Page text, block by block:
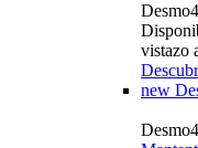
vistazo
new